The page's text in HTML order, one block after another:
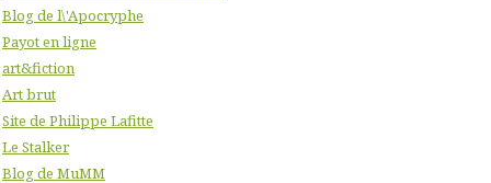
Blog de l\'Apocryphe
Payot en ligne
art&fiction
Art brut
Site de Philippe Lafitte
Le Stalker
Blog de MuMM